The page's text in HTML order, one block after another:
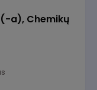
a), Chemikų